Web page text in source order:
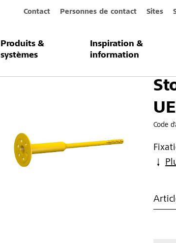
Contact Personnes de contact Sites
Produits &
systèmes
Inspiration &
information
Produits & systèmes Sto-Cheville Thermo II UEZ 8/60
Code